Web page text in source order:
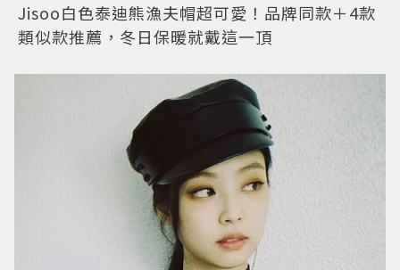
Jisoo白色泰迪熊漁夫帽超可愛！品牌同款＋4款
類似款推薦，冬日保暖就戴這一頂